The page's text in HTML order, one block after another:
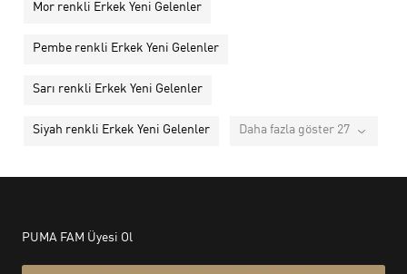
Mor renkli Erkek Yeni Gelenler
Pembe renkli Erkek Yeni Gelenler
Sarı renkli Erkek Yeni Gelenler
Siyah renkli Erkek Yeni Gelenler Daha fazla göster 27